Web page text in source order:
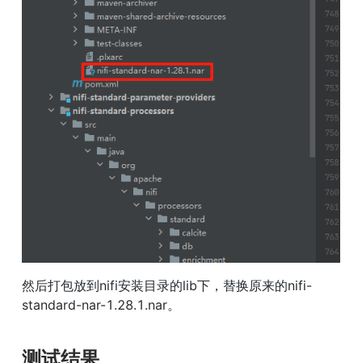
然后打包放到nifi安装目录的lib下，替换原来的nifi-
standard-nar-1.28.1.nar。